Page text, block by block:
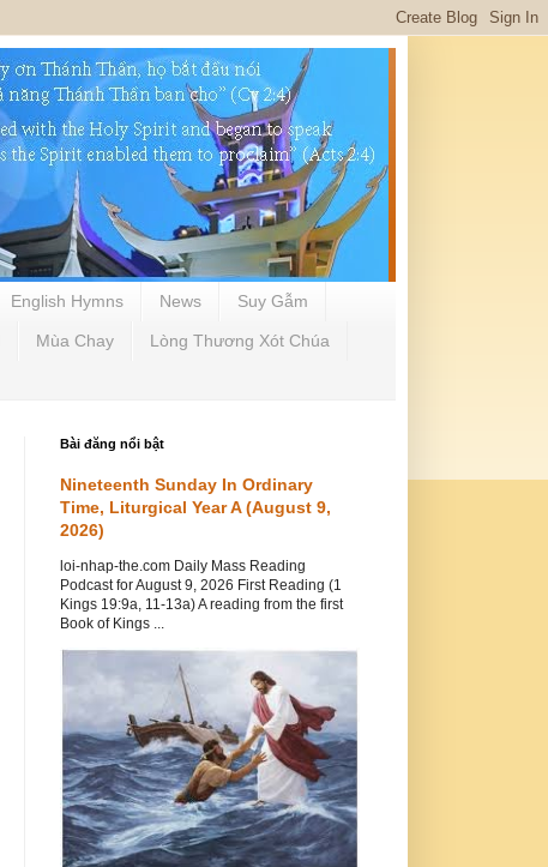
English Hymns News Suy Gẫm
Mùa Chay Lòng Thương Xót Chúa
Bài đăng nổi bật
Nineteenth Sunday In Ordinary
Time, Liturgical Year A (August 9,
2026)
loi-nhap-the.com Daily Mass Reading
Podcast for August 9, 2026 First Reading (1
Kings 19:9a, 11-13a) A reading from the first
Book of Kings ...